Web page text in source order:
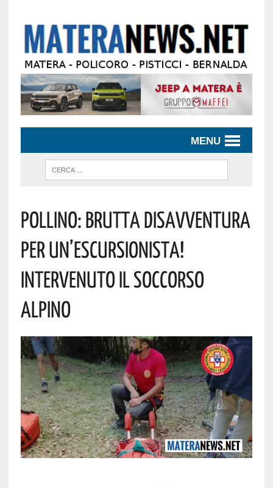
MENU
Pollino: Brutta Disavventura
Per Un’escursionista!
Intervenuto Il Soccorso
Alpino